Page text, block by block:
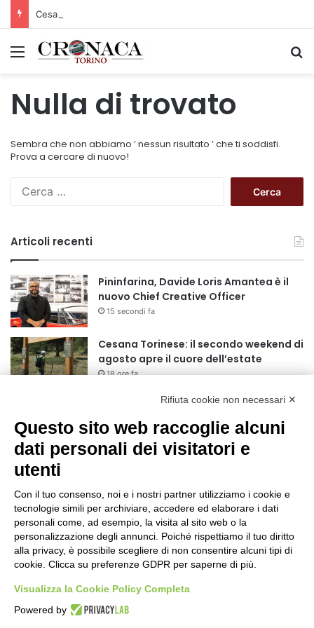
Menu
Nulla di trovato
Sembra che non abbiamo ’ nessun risultato ’ che ti soddisfi.
Prova a cercare di nuovo!
c
p
e
Articoli recenti
Pininfarina, Davide Loris Amantea è il
nuovo Chief Creative Officer
15 secondi fa
Cesana Torinese: il secondo weekend di
agosto apre il cuore dell’estate
18 ore fa
Siccità: Il Piemonte avvia le procedure
per la richiesta dello stato di calamità
naturale
19 ore fa
precampionato
22 ore fa
Nidi comunali: dalla Regione 1,5 milioni
di euro per ampliare gli orari dei servizi
a parità di tariffa
Eclissi di Sole del 12 agosto: potenziati i
collegamenti verso la collina
Rifiuta cookie non necessari ✕
Questo sito web raccoglie alcuni
dati personali dei visitatori e
utenti
Con il tuo consenso, noi e i nostri partner utilizziamo i cookie e
tecnologie simili per archiviare, accedere ed elaborare i dati
personali come, ad esempio, la visita al sito web o la
personalizzazione degli annunci. Poiché rispettiamo il tuo diritto
alla privacy, è possibile scegliere di non consentire alcuni tipi di
cookie. Clicca su preferenze GDPR per saperne di più.
Visualizza la Cookie Policy Completa
Powered by